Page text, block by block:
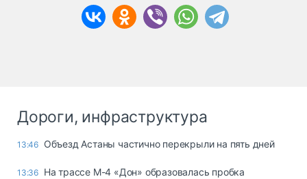
Дороги, инфраструктура
13:46 Объезд Астаны частично перекрыли на пять дней
13:36 На трассе М-4 «Дон» образовалась пробка